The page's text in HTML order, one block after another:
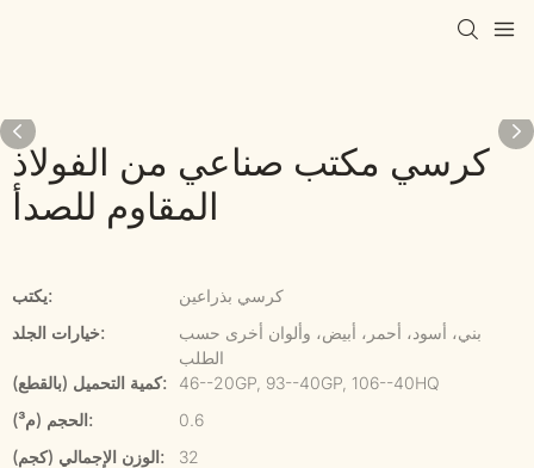
كرسي مكتب صناعي من الفولاذ
المقاوم للصدأ
يكتب:
كرسي بذراعين
خيارات الجلد:
بني، أسود، أحمر، أبيض، وألوان أخرى حسب
الطلب
كمية التحميل (بالقطع):
46--20GP, 93--40GP, 106--40HQ
الحجم (م³):
0.6
الوزن الإجمالي (كجم):
32